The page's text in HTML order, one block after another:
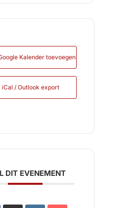
Kalender toevoegen
iCal / Outlook export
DIT EVENEMENT